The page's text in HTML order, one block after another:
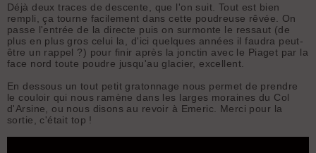
Déjà deux traces de descente, que l'on suit. Tout est bien
rempli, ça tourne facilement dans cette poudreuse rêvée. On
passe l'entrée de la directe puis on surmonte le ressaut (de
plus en plus gros celui la, d'ici quelques années il faudra peut-
être un rappel ?) pour finir après la jonctin avec le Piaget par la
face nord toute poudre jusqu'au glacier, excellent.
En dessous un tout petit gratonnage nous permet de prendre
le couloir qui nous ramène dans les larges moraines du Col
d'Arsine, ou nous disons au revoir à Emeric. Merci pour la
sortie, c'était top !